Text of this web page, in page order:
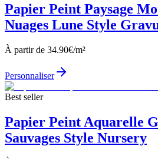
Papier Peint Paysage
Nuages Lune Style
À partir de 34.90€/m²
Personnaliser
Best seller
Papier Peint Aquarelle
Sauvages Style Nursery